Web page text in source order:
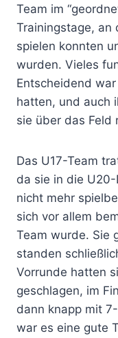
Team im
Trainingstage, an
spielen konnten
wurden. Vieles
Entscheidend
hatten, und auch
sie über das Feld
Das U17-Team
da sie in die
nicht mehr
sich vor allem
Team wurde. Sie
standen
Vorrunde hatten
geschlagen, im
dann knapp mit
war es eine gute